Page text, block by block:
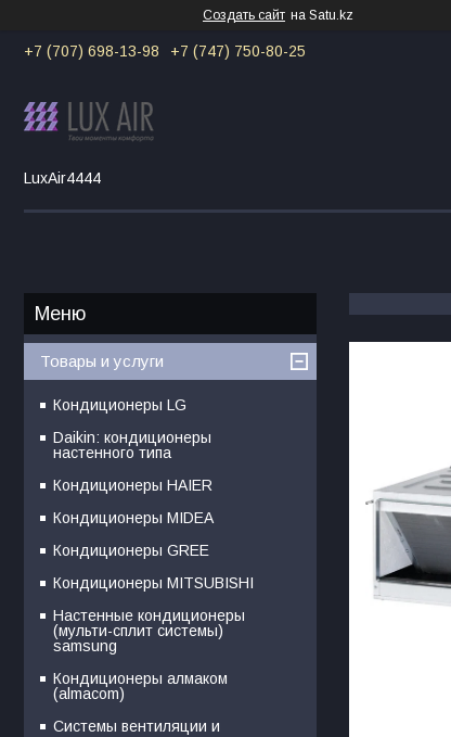
Создать сайт на Satu.kz
+7 (707) 698-13-98 +7 (747) 750-80-25
LuxAir4444
Товары и услуги
Кондиционеры LG
Daikin: кондиционеры
настенного типа
Кондиционеры HAIER
Кондиционеры MIDEA
Кондиционеры GREE
Кондиционеры MITSUBISHI
Настенные кондиционеры
(мульти-сплит системы)
samsung
Кондиционеры алмаком
(almacom)
Системы вентиляции и